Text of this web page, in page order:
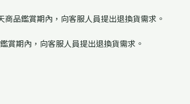
品鑑賞期內，向客服人員提出退換貨需求。
期內，向客服人員提出退換貨需求。